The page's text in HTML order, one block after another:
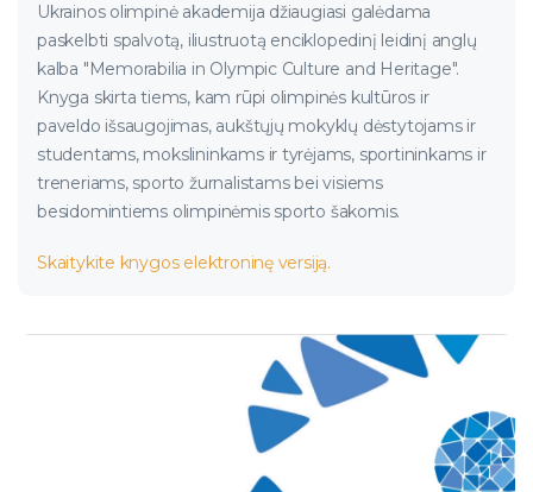
Ukrainos olimpinė akademija džiaugiasi galėdama
paskelbti spalvotą, iliustruotą enciklopedinį leidinį anglų
kalba "Memorabilia in Olympic Culture and Heritage".
Knyga skirta tiems, kam rūpi olimpinės kultūros ir
paveldo išsaugojimas, aukštųjų mokyklų dėstytojams ir
studentams, mokslininkams ir tyrėjams, sportininkams ir
treneriams, sporto žurnalistams bei visiems
besidomintiems olimpinėmis sporto šakomis.
Skaitykite knygos elektroninę versiją.